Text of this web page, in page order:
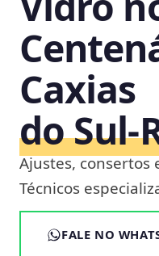
Caxias
do
Ajustes, consertos
Técnicos
FALE NO